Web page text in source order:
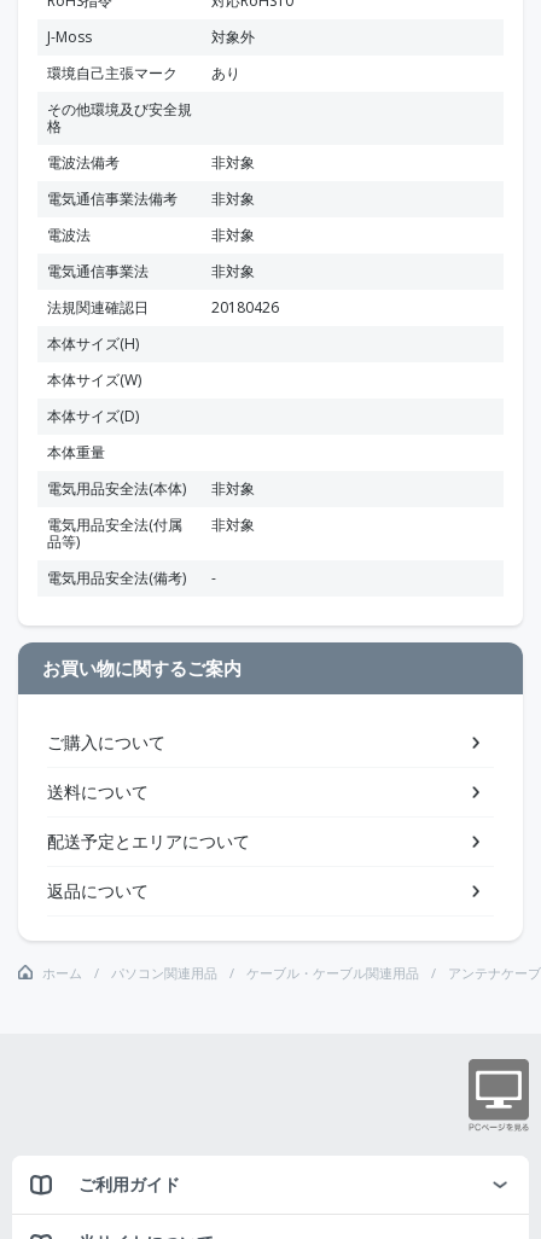
J-Moss
対象外
環境自己主張マーク
あり
その他環境及び安全規
格
電波法備考
非対象
電気通信事業法備考
非対象
電波法
非対象
電気通信事業法
非対象
法規関連確認日
20180426
本体サイズ(H)
本体サイズ(W)
本体サイズ(D)
本体重量
電気用品安全法(本体)
非対象
電気用品安全法(付属
品等)
非対象
電気用品安全法(備考) -
お買い物に関するご案内
ご購入について
送料について
配送予定とエリアについて
返品について
ホーム パソコン関連用品 ケーブル・ケーブル関連用品 アンテナケー
ご利用ガイド